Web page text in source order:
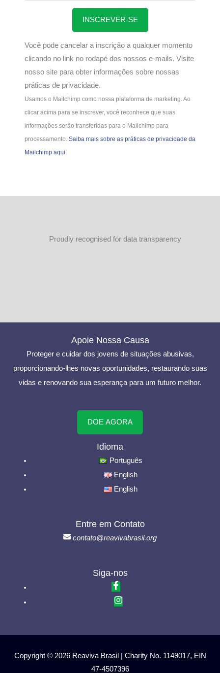
INSCREVER-SE
Você pode cancelar a inscrição a qualquer momento
clicando no link no rodapé dos nossos e-mails. Visite
nosso site para obter informações sobre nossas
práticas de privacidade.
Usamos o Mailchimp como nossa plataforma de marketing. Ao
clicar acima para se inscrever, você reconhece que suas
informações serão transferidas para o Mailchimp para
processamento. Saiba mais sobre as práticas de privacidade da
Mailchimp aqui.
Proudly recognised for data transparency
Apoie Nossa Causa
Proteger e cuidar dos jovens de situações abusivas,
proporcionando-lhes novas oportunidades, restaurando suas
vidas e renovando sua esperança para um futuro melhor.
DOE AGORA
Idioma
Português
English
English
Entre em Contato
contato@reavivabrasil.org
Siga-nos
Copyright © 2026 Reaviva Brasil | Charity No. 1149017, EIN
47-4507396